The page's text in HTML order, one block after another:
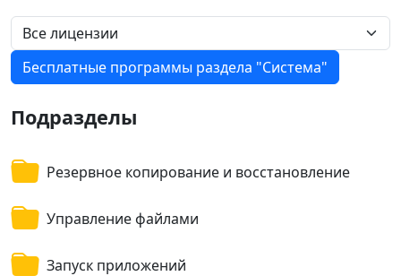
Бесплатные программы раздела "Система"
Подразделы
Резервное копирование и восстановление
Управление файлами
Запуск приложений